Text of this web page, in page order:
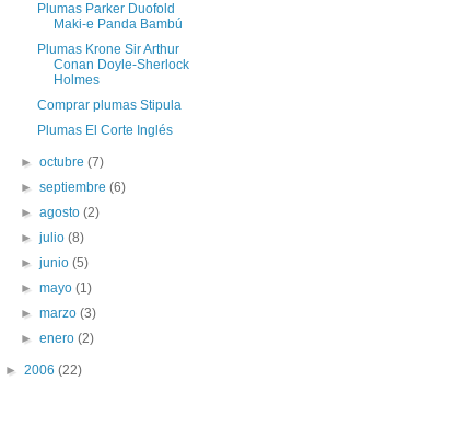
Plumas Parker Duofold
Maki-e Panda Bambú
Plumas Krone Sir Arthur
Conan Doyle-Sherlock
Holmes
Comprar plumas Stipula
Plumas El Corte Inglés
►octubre(7)
►septiembre(6)
►agosto(2)
►julio(8)
►junio(5)
►mayo(1)
►marzo(3)
►enero(2)
► 2006 (22)